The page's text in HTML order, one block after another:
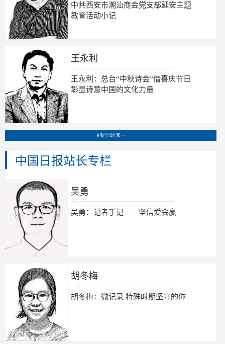
中共西安市潮汕商会党支部延安主题
教育活动小记
王永利
王永利：总台“中秋诗会”借喜庆节日
彰显诗意中国的文化力量
查看全部作家>>
中国日报站长专栏
吴勇
吴勇：记者手记——坚信爱会赢
胡冬梅
胡冬梅：微记录 特殊时期坚守的你